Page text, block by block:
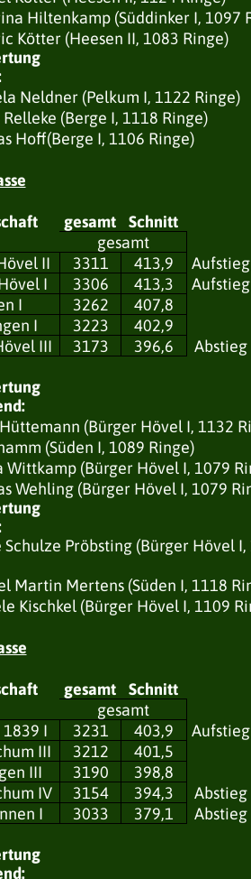
Hiltenkamp (Süddinker I, 1097
Kötter (Heesen II, 1083 Ringe)
Neldner (Pelkum I, 1122 Ringe)
(Berge I, 1118 Ringe)
Hoff(Berge I, 1106 Ringe)
gesamt
Schnitt
gesamt
II 3311 413,9
Aufstieg
I 3306 413,3
Aufstieg
I 3262
407,8
I 3223
402,9
III 3173 396,6 Abstieg
(Bürger Hövel I, 1132
(Süden I, 1089 Ringe)
Wittkamp (Bürger Hövel I, 1079
Wehling (Bürger Hövel I, 1079
Schulze Pröbsting (Bürger Hövel I,
Martin Mertens (Süden I, 1118
Kischkel (Bürger Hövel I, 1109
gesamt
Schnitt
gesamt
I 3231 403,9
Aufstieg
III 3212
401,5
III 3190
398,8
IV 3154 394,3
Abstieg
I 3033 379,1 Abstieg